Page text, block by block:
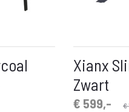
Xianx
Zwart
€
Oorspronkelijke
€ 599,-
Huidige